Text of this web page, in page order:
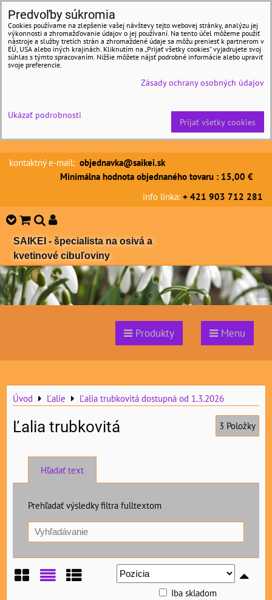
kontaktný e-mail: objednavka@saikei.sk
Minimálna hodnota objednaného tovaru : 15,00 €
info linka: + 421 903 712 281
SAIKEI - špecialista na osivá a
kvetinové cibuľoviny
Produkty Menu
Úvod Ľalie Ľalia trubkovitá dostupná od 1.3.2026
Ľalia trubkovitá 3 Položky
Hľadať text
Prehľadať výsledky filtra fulltextom
Iba skladom
Predvoľby súkromia
Cookies používame na zlepšenie vašej návštevy tejto webovej stránky, analýzu jej
výkonnosti a zhromažďovanie údajov o jej používaní. Na tento účel môžeme použiť
nástroje a služby tretích strán a zhromaždené údaje sa môžu preniesť k partnerom v
EÚ, USA alebo iných krajinách. Kliknutím na „Prijať všetky cookies“ vyjadrujete svoj
súhlas s týmto spracovaním. Nižšie môžete nájsť podrobné informácie alebo upraviť
svoje preferencie.
Zásady ochrany osobných údajov
Ukázať podrobnosti
Prijať všetky cookies